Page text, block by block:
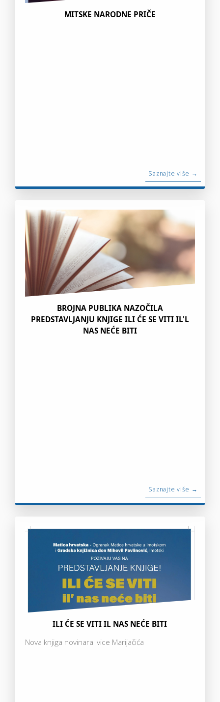
MITSKE NARODNE PRIČE
Saznajte više →
BROJNA PUBLIKA NAZOČILA
PREDSTAVLJANJU KNJIGE ILI ĆE SE VITI IL'L
NAS NEĆE BITI
Saznajte više →
ILI ĆE SE VITI IL NAS NEĆE BITI
Nova knjiga novinara Ivice Marijačića